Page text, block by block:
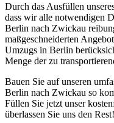
Durch das Ausfüllen
dass wir alle notwendigen
Berlin nach Zwickau
maßgeschneiderten
Umzugs in Berlin
Menge der zu
Bauen Sie auf unseren
Berlin nach Zwickau so
Füllen Sie jetzt unser
überlassen Sie uns den Rest!